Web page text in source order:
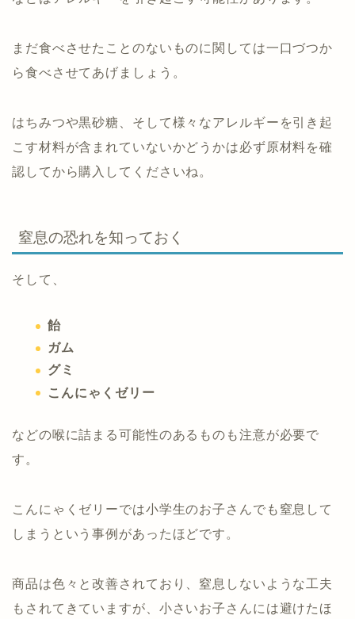
まだ食べさせたことのないものに関しては一口づつか
ら食べさせてあげましょう。
はちみつや黒砂糖、そして様々なアレルギーを引き起
こす材料が含まれていないかどうかは必ず原材料を確
認してから購入してくださいね。
窒息の恐れを知っておく
そして、
飴
ガム
グミ
こんにゃくゼリー
などの喉に詰まる可能性のあるものも注意が必要で
す。
こんにゃくゼリーでは小学生のお子さんでも窒息して
しまうという事例があったほどです。
商品は色々と改善されており、窒息しないような工夫
もされてきていますが、小さいお子さんには避けたほ